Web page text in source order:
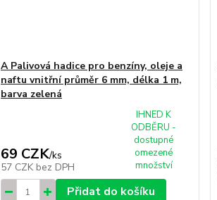
A Palivová hadice pro benzíny, oleje a
naftu vnitřní průměr 6 mm, délka 1 m,
barva zelená
69 CZK/ks
57 CZK bez DPH
IHNED K
ODBĚRU -
dostupné
omezené
množství
Přidat do košíku